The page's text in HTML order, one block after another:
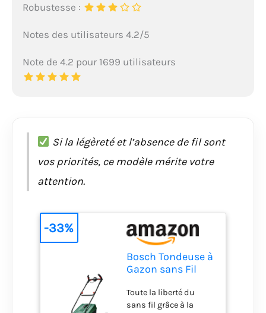
Robustesse :
Notes des utilisateurs 4.2/5
Note de 4.2 pour 1699 utilisateurs
Si la légèreté et l’absence de fil sont
vos priorités, ce modèle mérite votre
attention.
Bosch Tondeuse à
Gazon sans Fil
32-300
Toute la liberté du
sans fil grâce à la
-33%